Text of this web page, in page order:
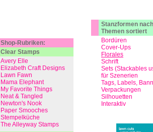
Stanzformen nach
Themen sortiert
Bordüren
Cover-Ups
Florales
Schrift
Sets (Stackables
für Szenerien
Tags, Labels,
Verpackungen
Silhouetten
Interaktiv
Shop-Rubriken:
Clear Stamps
Avery Elle
Elizabeth Craft Designs
Lawn Fawn
Mama Elephant
My Favorite Things
Neat & Tangled
Newton's Nook
Paper Smooches
Stempelküche
The Alleyway Stamps